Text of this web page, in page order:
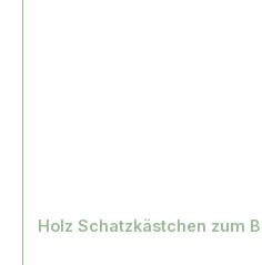
Holz Schatzkästchen zum